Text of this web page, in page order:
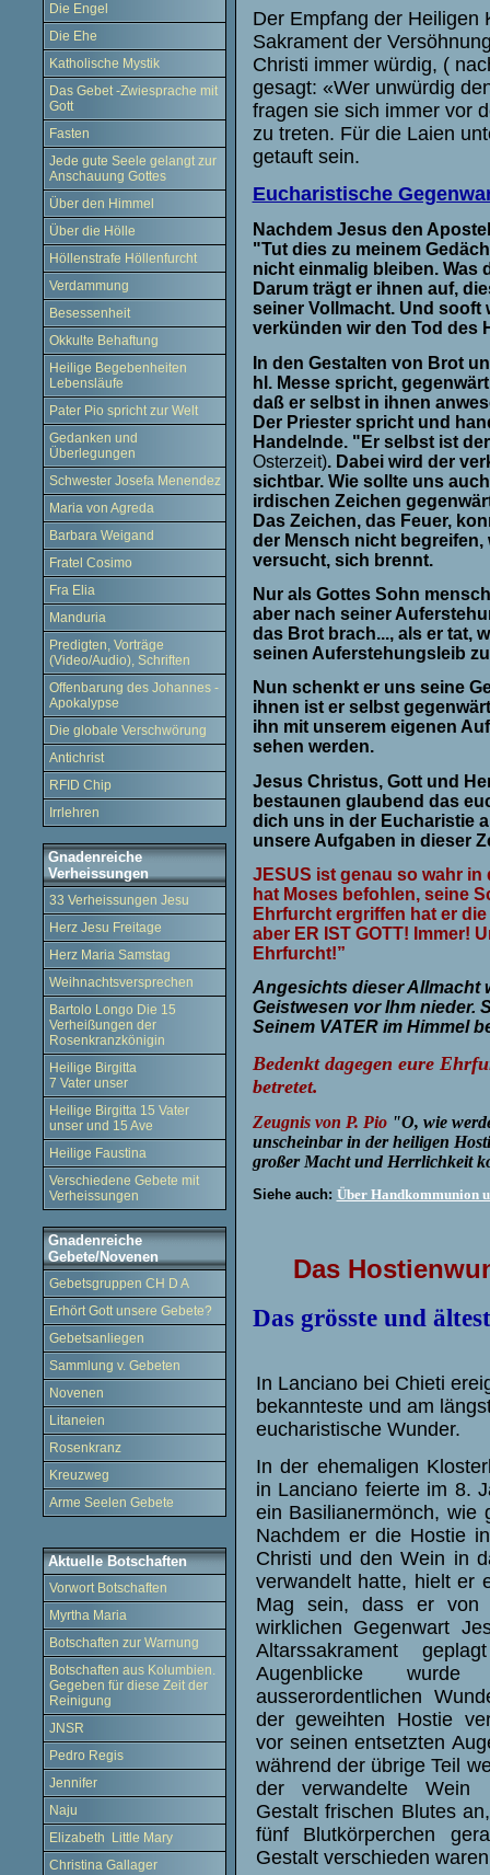
Die Engel
Die Ehe
Katholische Mystik
Das Gebet -Zwiesprache mit
Gott
Fasten
Jede gute Seele gelangt zur
Anschauung Gottes
Über den Himmel
Über die Hölle
Höllenstrafe Höllenfurcht
Verdammung
Besessenheit
Okkulte Behaftung
Heilige Begebenheiten
Lebensläufe
Pater Pio spricht zur Welt
Gedanken und
Überlegungen
Schwester Josefa Menendez
Maria von Agreda
Barbara Weigand
Fratel Cosimo
Fra Elia
Manduria
Predigten, Vorträge
(Video/Audio), Schriften
Offenbarung des Johannes -
Apokalypse
Die globale Verschwörung
Antichrist
RFID Chip
Irrlehren
Gnadenreiche
Verheissungen
33 Verheissungen Jesu
Herz Jesu Freitage
Herz Maria Samstag
Weihnachtsversprechen
Bartolo Longo Die 15
Verheißungen der
Rosenkranzkönigin
Heilige Birgitta
7 Vater unser
Heilige Birgitta 15 Vater
unser und 15 Ave
Heilige Faustina
Verschiedene Gebete mit
Verheissungen
Gnadenreiche
Gebete/Novenen
Gebetsgruppen CH D A
Erhört Gott unsere Gebete?
Gebetsanliegen
Sammlung v. Gebeten
Novenen
Litaneien
Rosenkranz
Kreuzweg
Arme Seelen Gebete
Aktuelle Botschaften
Vorwort Botschaften
Myrtha Maria
Botschaften zur Warnung
Botschaften aus Kolumbien.
Gegeben für diese Zeit der
Reinigung
JNSR
Pedro Regis
Jennifer
Naju
Elizabeth Little Mary
Christina Gallager
Der Empfang der Heiligen
Sakrament der
Christi immer würdig, (
gesagt: «Wer unwürdig
fragen sie sich immer vor
zu treten. Für die Laien
getauft sein.
Eucharistische
Nachdem Jesus den
"Tut dies zu meinem
nicht einmalig bleiben. Was
Darum trägt er ihnen auf,
seiner Vollmacht. Und sooft
verkünden wir den Tod des
In den Gestalten von Brot
hl. Messe spricht,
daß er selbst in ihnen
Der Priester spricht und
Handelnde. "Er selbst ist
Osterzeit). Dabei wird der
sichtbar. Wie sollte uns
irdischen Zeichen
Das Zeichen, das Feuer,
der Mensch nicht
versucht, sich brennt.
Nur als Gottes Sohn
aber nach seiner
das Brot brach..., als er tat,
seinen Auferstehungsleib
Nun schenkt er uns seine
ihnen ist er selbst
ihn mit unserem eigenen
sehen werden.
Jesus Christus, Gott und
bestaunen glaubend das
dich uns in der Eucharistie
unsere Aufgaben in dieser
JESUS ist genau so wahr
hat Moses befohlen, seine
Ehrfurcht ergriffen hat er
aber ER IST GOTT! Immer!
Ehrfurcht!”
Angesichts dieser Allmacht
Geistwesen vor Ihm nieder.
Seinem VATER im Himmel
Bedenkt dagegen eure
betretet.
Zeugnis von P. Pio "O, wie
unscheinbar in der heiligen
großer Macht und Herrlichkeit
Siehe auch: Über Handkommunion
Das
Das grösste und
In Lanciano bei Chieti
bekannteste und am
eucharistische Wunder.
In der ehemaligen
in Lanciano feierte im 8.
ein Basilianermönch, wie
Nachdem er die Hostie
Christi und den Wein in
verwandelt hatte, hielt er
Mag sein, dass er von
wirklichen Gegenwart
Altarssakrament
Augenblicke
ausserordentlichen
der geweihten Hostie
vor seinen entsetzten
während der übrige Teil
der verwandelte Wein
Gestalt frischen Blutes
fünf Blutkörperchen
Gestalt verschieden